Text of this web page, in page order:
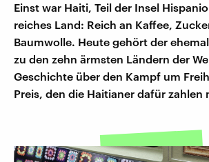
Einst war Haiti, Teil der Insel
reiches Land: Reich an Kaffee,
Baumwolle. Heute gehört der
zu den zehn ärmsten Ländern der
Geschichte über den Kampf um
Preis, den die Haitianer dafür zahlen